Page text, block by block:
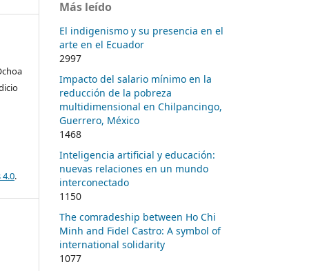
.
Más leído
El indigenismo y su presencia en el
arte en el Ecuador
2997
Impacto del salario mínimo en la
reducción de la pobreza
multidimensional en Chilpancingo,
Guerrero, México
1468
Inteligencia artificial y educación:
nuevas relaciones en un mundo
interconectado
1150
The comradeship between Ho Chi
Minh and Fidel Castro: A symbol of
international solidarity
1077